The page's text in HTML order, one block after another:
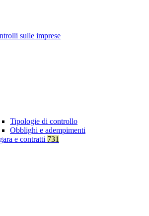
sulle imprese
Tipologie di controllo
Obblighi e adempimenti
e contratti 731